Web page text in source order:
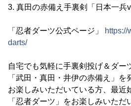
3. 真田の赤備え手裏剣「日本一兵
「忍者ダーツ公式ページ」
https://
darts/
自宅でも気軽に手裏剣投げ＆ダー
「武田・真田・井伊の赤備え」を
お楽しみいただいている方、最近
「忍者ダーツ」をお楽しみいた